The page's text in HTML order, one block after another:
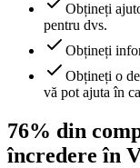
Obțineți
pentru dvs.
Obțineți
Obțineți o
vă pot ajuta în
76% din
încredere în